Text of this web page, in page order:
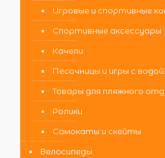
Игровые и спортивные
Спортивные аксессуары
Качели
Песочницы и игры с водой
Товары для пляжного
Ролики
Самокаты и скейты
Велосипеды